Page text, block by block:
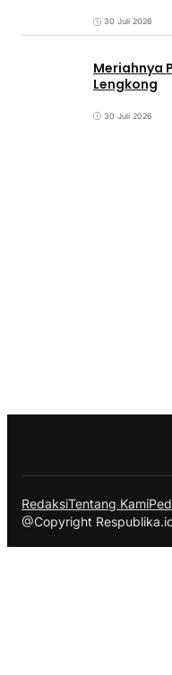
30 Juli 2026
Meriahnya
Lengkong
30 Juli 2026
RedaksiTentang Kami
@Copyright